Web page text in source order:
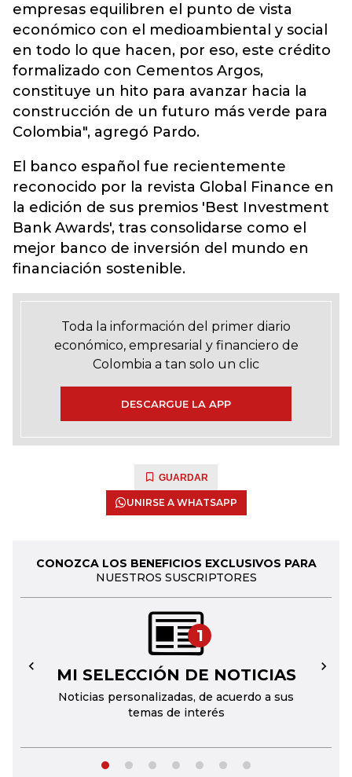
empresas equilibren el punto de vista
económico con el medioambiental y social
en todo lo que hacen, por eso, este crédito
formalizado con Cementos Argos,
constituye un hito para avanzar hacia la
construcción de un futuro más verde para
Colombia", agregó Pardo.
El banco español fue recientemente
reconocido por la revista Global Finance en
la edición de sus premios 'Best Investment
Bank Awards', tras consolidarse como el
mejor banco de inversión del mundo en
financiación sostenible.
Toda la información del primer diario
económico, empresarial y financiero de
Colombia a tan solo un clic
DESCARGUE LA APP
GUARDAR
UNIRSE A WHATSAPP
CONOZCA LOS BENEFICIOS EXCLUSIVOS PARA
NUESTROS SUSCRIPTORES
1
MI SELECCIÓN DE NOTICIAS
Noticias personalizadas, de acuerdo a sus
temas de interés
← →